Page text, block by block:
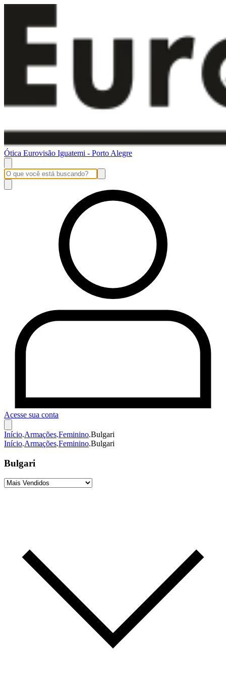
Ótica Eurovisão Iguatemi - Porto Alegre
Acesse sua conta
Início.Armações.Feminino.Bulgari
Início.Armações.Feminino.Bulgari
Bulgari